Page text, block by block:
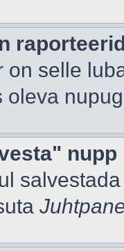
on selle
oleva